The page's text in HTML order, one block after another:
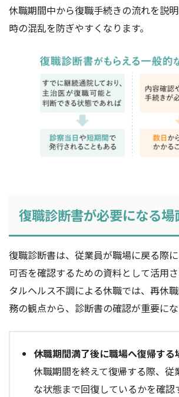
休職期間中から復職手続きの流れを説
時の混乱を防ぎやすくなります。
復職診断書が必要になる場
復職診断書は、従業員が職場に戻る際
可否を確認するための資料として活用
タルヘルス不調による休職では、再休
務の観点から、診断書の確認が重要にな
休職期間満了後に職場へ復帰する
休職期間を終えて復帰する際、従
な状態まで回復しているかを確認